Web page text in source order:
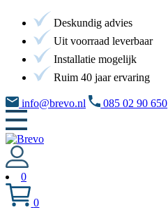
Deskundig advies
Uit voorraad leverbaar
Installatie mogelijk
Ruim 40 jaar ervaring
info@brevo.nl 085 02 90 650
0
0